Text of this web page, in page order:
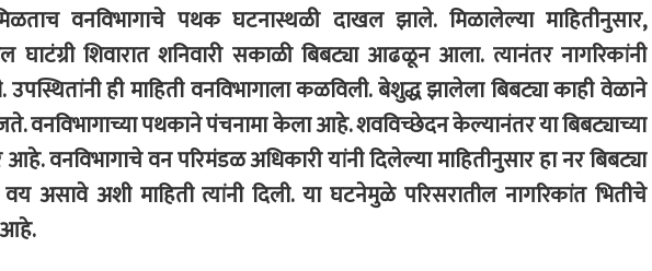
वनविभागाचे पथक घटनास्थळी दाखल झाले. मिळालेल्या माहितीनुसार,
घाटंग्री शिवारात शनिवारी सकाळी बिबट्या आढळून आला. त्यानंतर नागरिकांनी
उपस्थितांनी ही माहिती वनविभागाला कळविली. बेशुद्ध झालेला बिबट्या काही वेळाने
वनविभागाच्या पथकाने पंचनामा केला आहे. शवविच्छेदन केल्यानंतर या बिबट्याच्या
वनविभागाचे वन परिमंडळ अधिकारी यांनी दिलेल्या माहितीनुसार हा नर बिबट्या
असावे अशी माहिती त्यांनी दिली. या घटनेमुळे परिसरातील नागरिकांत भितीचे
आहे.